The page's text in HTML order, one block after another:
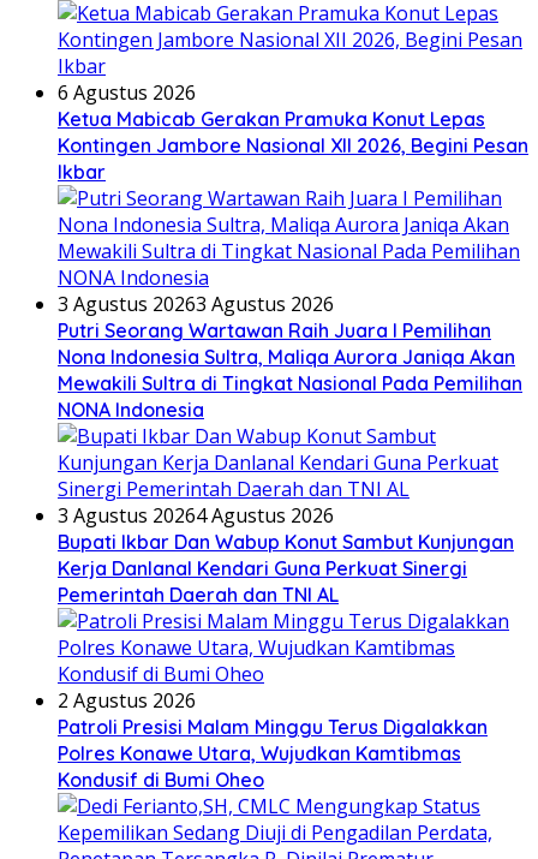
6 Agustus 2026
Ketua Mabicab Gerakan Pramuka Konut Lepas
Kontingen Jambore Nasional XII 2026, Begini Pesan
Ikbar
3 Agustus 20263 Agustus 2026
Putri Seorang Wartawan ‎Raih Juara I Pemilihan
Nona Indonesia Sultra, Maliqa Aurora Janiqa Akan
Mewakili Sultra di Tingkat Nasional Pada Pemilihan
NONA Indonesia
3 Agustus 20264 Agustus 2026
Bupati Ikbar Dan Wabup Konut Sambut Kunjungan
Kerja Danlanal Kendari Guna Perkuat Sinergi
Pemerintah Daerah dan TNI AL
2 Agustus 2026
Patroli Presisi Malam Minggu Terus Digalakkan
Polres Konawe Utara, Wujudkan Kamtibmas
Kondusif di Bumi Oheo